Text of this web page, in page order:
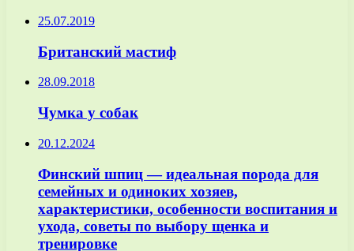
25.07.2019
Британский мастиф
28.09.2018
Чумка у собак
20.12.2024
Финский шпиц — идеальная порода для
семейных и одиноких хозяев,
характеристики, особенности воспитания и
ухода, советы по выбору щенка и
тренировке